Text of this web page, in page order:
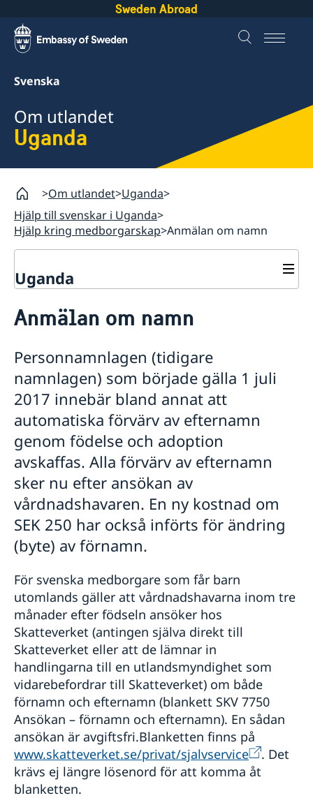
Sweden Abroad
Svenska
Om utlandet
Uganda
Om utlandet Uganda
Hjälp till svenskar i Uganda
Hjälp kring medborgarskap Anmälan om namn
Uganda
Hjälp till svenskar i Uganda
VAL 2026
Pass utomlands
Ansökan om pass vid ambassaden i Kampala
Samordningsnummer
Boka tid för samordningsnummer
Bekräftelse
Avgifter
Hjälp kring medborgarskap
Anmälan om namn
Registrera nyfödd utomlands
Dubbelt medborgarskap
Arv i internationella situationer
Reseinformation
Ambassadens reseinformation
Aktuella händelser
Allmänna säkerhetsläget
Naturförhållanden och katastrofer
In- och utresebestämmelser
Hälso- och sjukvård
Lokala lagar och sedvänjor
Kriminalitet och personlig säkerhet
Trafiksäkerhet
Försäkringsskydd
Övriga upplysningar
Utvecklingssamarbete
Ett urval av ambassadens projekt i Uganda
Anmäl korruption
Ekonomisk tillväxt och produktiv sysselsättning
Demokrati/Mänskliga rättigheter
Forskning
Hälsa
Service för svenska företag
Svenska företag i utlandet
Handel med utlandet
Anmälan om namn
Personnamnlagen (tidigare
namnlagen) som började gälla 1 juli
2017 innebär bland annat att
automatiska förvärv av efternamn
genom födelse och adoption
avskaffas. Alla förvärv av efternamn
sker nu efter ansökan av
vårdnadshavaren. En ny kostnad om
SEK 250 har också införts för ändring
(byte) av förnamn.
För svenska medborgare som får barn
utomlands gäller att vårdnadshavarna inom tre
månader efter födseln ansöker hos
Skatteverket (antingen själva direkt till
Skatteverket eller att de lämnar in
handlingarna till en utlandsmyndighet som
vidarebefordrar till Skatteverket) om både
förnamn och efternamn (blankett SKV 7750
Ansökan – förnamn och efternamn). En sådan
ansökan är avgiftsfri.Blanketten finns på
www.skatteverket.se/privat/sjalvservice
. Det
krävs ej längre lösenord för att komma åt
blanketten.